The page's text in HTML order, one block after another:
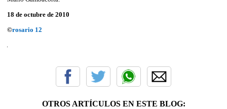
18 de octubre de 2010
©rosario 12
OTROS ARTÍCULOS EN ESTE BLOG: